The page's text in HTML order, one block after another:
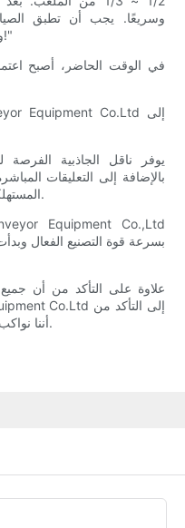
وسريعًا. يجب أن تطبق
والوقاية أولاً حتى تدوم الآلة لفترة أطول!"
في الوقت الحاضر، أصبح
يوفر ناقل الجاذبية الفرصة
بالإضافة إلى التعليقات
المستهلكين بشكل أفضل والاستجابة وفقًا لذلك.
بسرعة قوة التصنيع الفعال
علاوة على التأكد من أن جميع
أننا نواكب جميع معايير الجودة لنظام النقل المرن.